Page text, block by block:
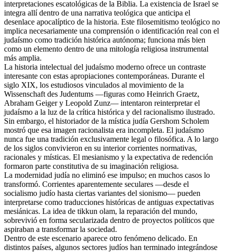
interpretaciones escatológicas de la Biblia. La existencia de Israel se
integra allí dentro de una narrativa teológica que anticipa el
desenlace apocalíptico de la historia. Este filosemitismo teológico no
implica necesariamente una comprensión o identificación real con el
judaísmo como tradición histórica autónoma; funciona más bien
como un elemento dentro de una mitología religiosa instrumental
más amplia.
La historia intelectual del judaísmo moderno ofrece un contraste
interesante con estas apropiaciones contemporáneas. Durante el
siglo XIX, los estudiosos vinculados al movimiento de la
Wissenschaft des Judentums —figuras como Heinrich Graetz,
Abraham Geiger y Leopold Zunz— intentaron reinterpretar el
judaísmo a la luz de la crítica histórica y del racionalismo ilustrado.
Sin embargo, el historiador de la mística judía Gershom Scholem
mostró que esa imagen racionalista era incompleta. El judaísmo
nunca fue una tradición exclusivamente legal o filosófica. A lo largo
de los siglos convivieron en su interior corrientes normativas,
racionales y místicas. El mesianismo y la expectativa de redención
formaron parte constitutiva de su imaginación religiosa.
La modernidad judía no eliminó ese impulso; en muchos casos lo
transformó. Corrientes aparentemente seculares —desde el
socialismo judío hasta ciertas variantes del sionismo— pueden
interpretarse como traducciones históricas de antiguas expectativas
mesiánicas. La idea de tikkun olam, la reparación del mundo,
sobrevivió en forma secularizada dentro de proyectos políticos que
aspiraban a transformar la sociedad.
Dentro de este escenario aparece otro fenómeno delicado. En
distintos países, algunos sectores judíos han terminado integrándose